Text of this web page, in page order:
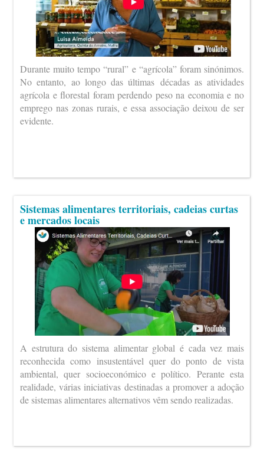
Durante muito tempo “rural” e “agrícola” foram sinónimos.
No entanto, ao longo das últimas décadas as atividades
agrícola e florestal foram perdendo peso na economia e no
emprego nas zonas rurais, e essa associação deixou de ser
evidente.
Sistemas alimentares territoriais, cadeias curtas
e mercados locais
A estrutura do sistema alimentar global é cada vez mais
reconhecida como insustentável quer do ponto de vista
ambiental, quer socioeconómico e político. Perante esta
realidade, várias iniciativas destinadas a promover a adoção
de sistemas alimentares alternativos vêm sendo realizadas.